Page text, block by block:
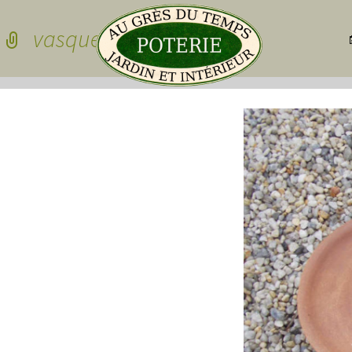
Pots de jardin
Pots de jardin
Pots à
Pots pour
grasses
dessous de pot
Pots pour
Vasques
vasque ronde en grès